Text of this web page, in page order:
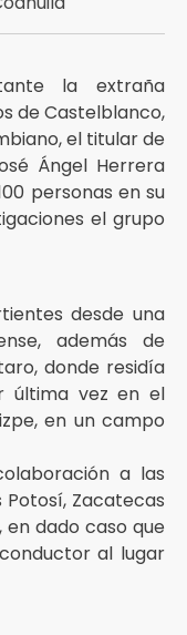
la extraña
de Castelblanco,
el titular de
Ángel Herrera
personas en su
el grupo
desde una
además de
donde residía
última vez en el
en un campo
a las
Potosí, Zacatecas
en dado caso que
al lugar